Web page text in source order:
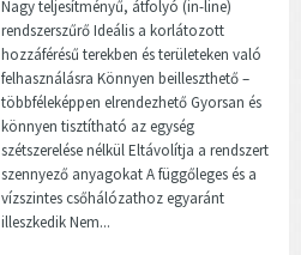
Nagy teljesítményű, átfolyó (in-line)
rendszerszűrő Ideális a korlátozott
hozzáférésű terekben és területeken való
felhasználásra Könnyen beilleszthető –
többféleképpen elrendezhető Gyorsan és
könnyen tisztítható az egység
szétszerelése nélkül Eltávolítja a rendszert
szennyező anyagokat A függőleges és a
vízszintes csőhálózathoz egyaránt
illeszkedik Nem...